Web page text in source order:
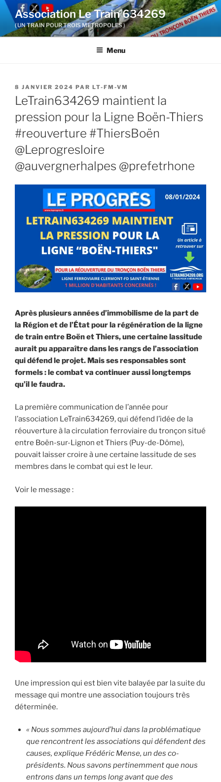
Aller
contenu
Association Le Train 634269
( UN TRAIN POUR TROIS METROPOLES )
Menu
PUBLIÉ
LE
8 JANVIER 2024 PAR LT-FM-VM
LeTrain634269 maintient la
pression pour la Ligne Boën-Thiers
#reouverture #ThiersBoën
@Leprogresloire
@auvergnerhalpes @prefetrhone
Après plusieurs années d’immobilisme de la part de
la Région et de l’État pour la régénération de la ligne
de train entre Boën et Thiers, une certaine lassitude
aurait pu apparaître dans les rangs de l’association
qui défend le projet. Mais ses responsables sont
formels : le combat va continuer aussi longtemps
qu’il le faudra.
La première communication de l’année pour
l’association LeTrain634269, qui défend l’idée de la
réouverture à la circulation ferroviaire du tronçon situé
entre Boën-sur-Lignon et Thiers (Puy-de-Dôme),
pouvait laisser croire à une certaine lassitude de ses
membres dans le combat qui est le leur.
Voir le message :
Une impression qui est bien vite balayée par la suite du
message qui montre une association toujours très
déterminée.
« Nous sommes aujourd’hui dans la problématique
que rencontrent les associations qui défendent des
causes, explique Frédéric Mense, un des co-
présidents. Nous savons pertinemment que nous
entrons dans un temps long avant que des